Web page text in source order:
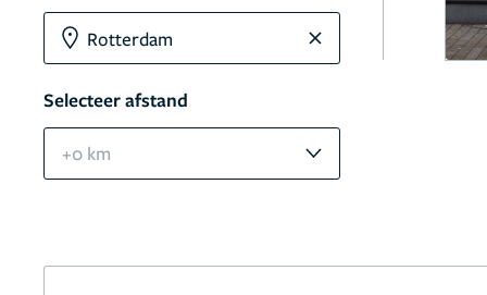
Selecteer afstand
+0 km